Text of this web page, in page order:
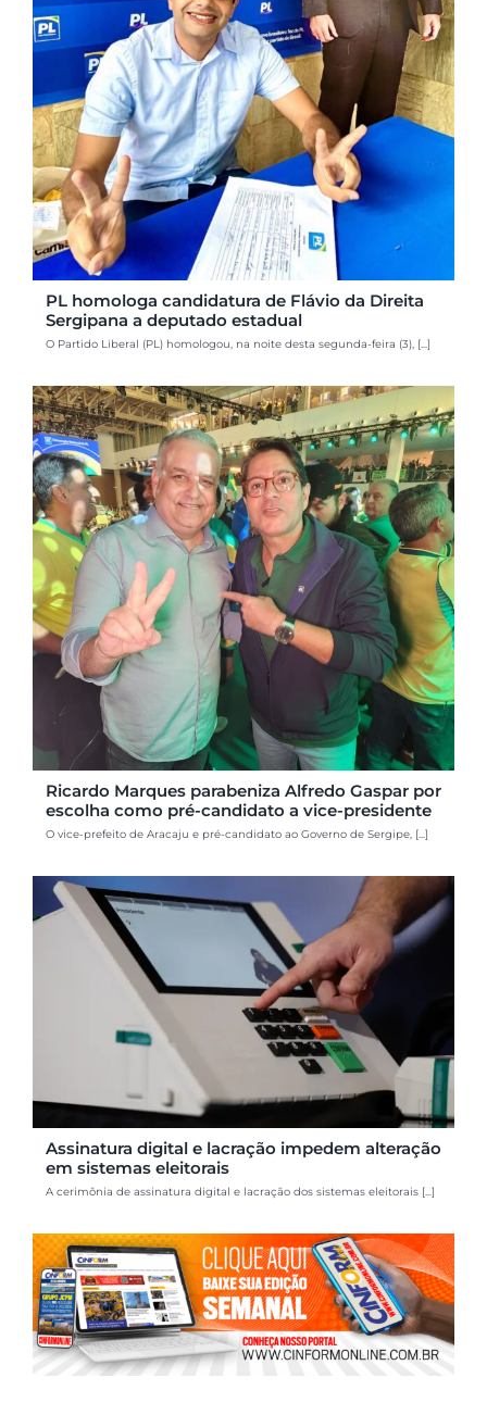
PL homologa candidatura de Flávio da Direita
Sergipana a deputado estadual
O Partido Liberal (PL) homologou, na noite desta segunda-feira (3), [...]
Ricardo Marques parabeniza Alfredo Gaspar por
escolha como pré-candidato a vice-presidente
O vice-prefeito de Aracaju e pré-candidato ao Governo de Sergipe, [...]
Assinatura digital e lacração impedem alteração
em sistemas eleitorais
A cerimônia de assinatura digital e lacração dos sistemas eleitorais [...]